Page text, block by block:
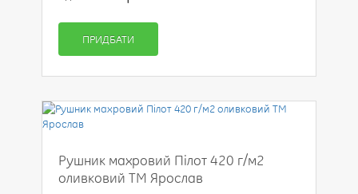
ПРИДБАТИ
Рушник махровий Пілот 420 г/м2
оливковий ТМ Ярослав